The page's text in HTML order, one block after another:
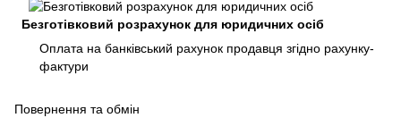
Безготівковий розрахунок для юридичних осіб
Оплата на банківський рахунок продавця згідно рахунку-
фактури
Повернення та обмін